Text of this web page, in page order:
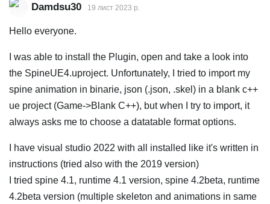
Damdsu30 19 лист 2023 р.
Hello everyone.
I was able to install the Plugin, open and take a look into
the SpineUE4.uproject. Unfortunately, I tried to import my
spine animation in binarie, json (.json, .skel) in a blank c++
ue project (Game->Blank C++), but when I try to import, it
always asks me to choose a datatable format options.
I have visual studio 2022 with all installed like it's written in
instructions (tried also with the 2019 version)
I tried spine 4.1, runtime 4.1 version, spine 4.2beta, runtime
4.2beta version (multiple skeleton and animations in same